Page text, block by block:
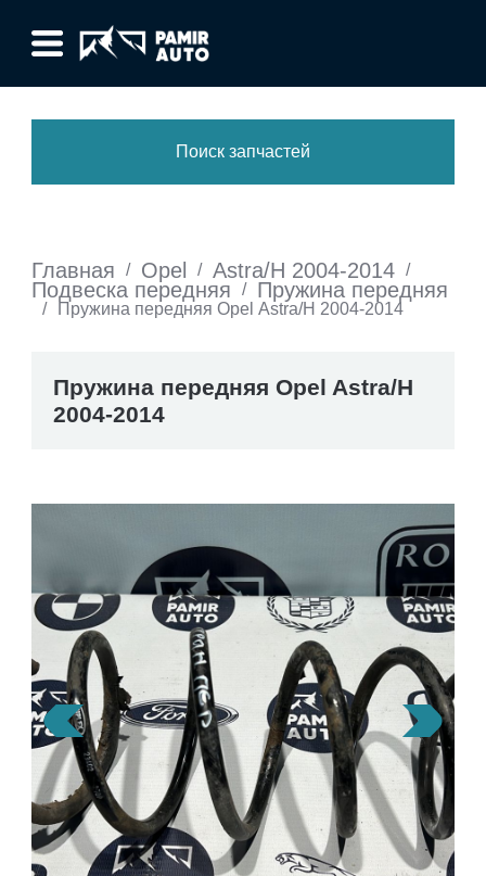
Поиск запчастей
Главная / Opel / Astra/H 2004-2014 /
Подвеска передняя / Пружина передняя
/ Пружина передняя Opel Astra/H 2004-2014
Пружина передняя Opel Astra/H
2004-2014